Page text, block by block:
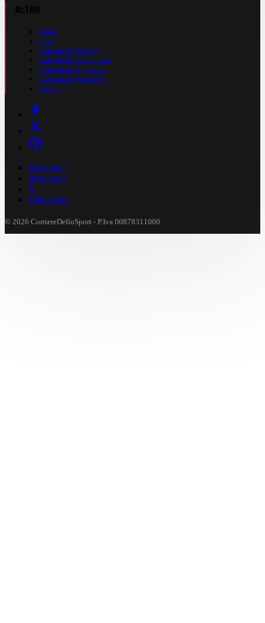
Video
Foto
Calendario Serie A
Calendario Champions
Calendario Europa L.
Calendario Premier L.
Casinò
Facebook
Instagram
X
WhatsApp
© 2026 CorriereDelloSport - P.Iva 00878311000